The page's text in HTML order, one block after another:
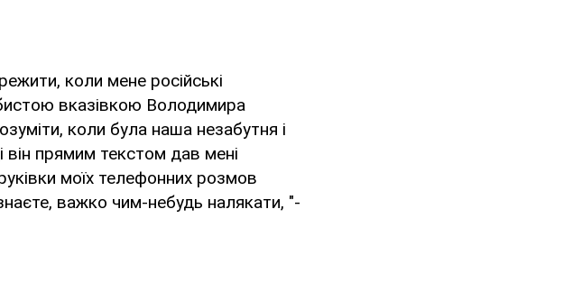
коли мене російські
вказівкою Володимира
коли була наша незабутня і
він прямим текстом дав мені
моїх телефонних розмов
важко чим-небудь налякати, "-